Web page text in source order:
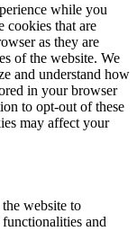
while you
cookies that are
as they are
of the website. We
and understand how
in your browser
to opt-out of these
may affect your
website to
and